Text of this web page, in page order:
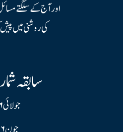
اور آج کے سلگتے
کی روشنی میں
سابقہ
جولائی ۲۰۲۶